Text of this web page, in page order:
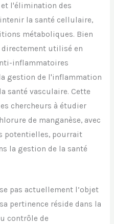
l'élimination des
la santé cellulaire,
métaboliques. Bien
directement utilisé en
inflammatoires
gestion de l'inflammation
santé vasculaire. Cette
chercheurs à étudier
de manganèse, avec
potentielles, pourrait
la gestion de la santé
pas actuellement l’objet
pertinence réside dans la
contrôle de